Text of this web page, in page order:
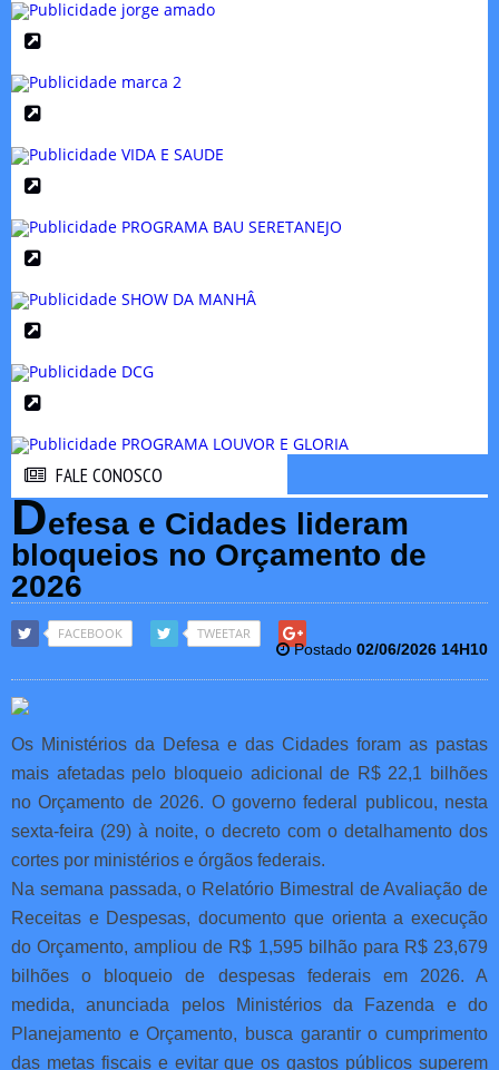
FALE CONOSCO
Defesa e Cidades lideram
bloqueios no Orçamento de
2026
FACEBOOK TWEETAR
Postado 02/06/2026 14H10
Os Ministérios da Defesa e das Cidades foram as pastas
mais afetadas pelo bloqueio adicional de R$ 22,1 bilhões
no Orçamento de 2026. O governo federal publicou, nesta
sexta-feira (29) à noite, o decreto com o detalhamento dos
cortes por ministérios e órgãos federais.
Na semana passada, o Relatório Bimestral de Avaliação de
Receitas e Despesas, documento que orienta a execução
do Orçamento, ampliou de R$ 1,595 bilhão para R$ 23,679
bilhões o bloqueio de despesas federais em 2026. A
medida, anunciada pelos Ministérios da Fazenda e do
Planejamento e Orçamento, busca garantir o cumprimento
das metas fiscais e evitar que os gastos públicos superem